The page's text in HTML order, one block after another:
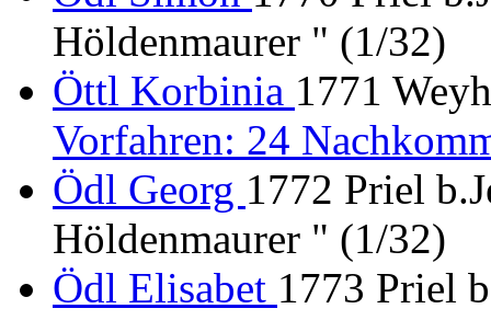
Höldenmaurer " (1/32)
Öttl Korbinia 1771
Vorfahren: 24
Ödl Georg 1772 Priel
Höldenmaurer " (1/32)
Ödl Elisabet 1773 Priel